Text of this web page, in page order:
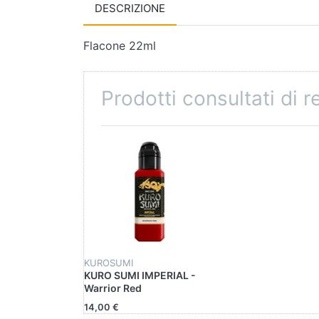
DESCRIZIONE
Flacone 22ml
Prodotti consultati di
KUROSUMI
KURO SUMI IMPERIAL -
Warrior Red
14,00 €